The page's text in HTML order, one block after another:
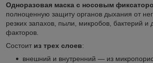
Одноразовая маска с носовым
полноценную защиту органов дыхания от
резких запахов, пыли, микробов, бактерий и
факторов.
Состоит из трех слоев:
внешний и внутренний — из